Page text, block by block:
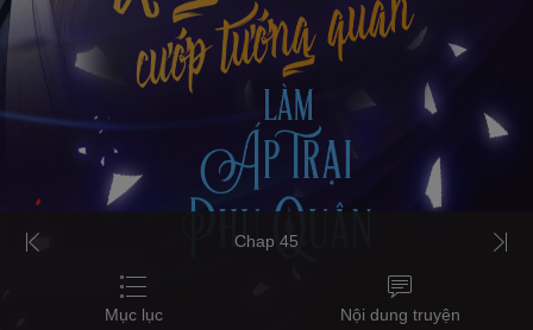
Chap 45
Mục lục Nội dung truyện